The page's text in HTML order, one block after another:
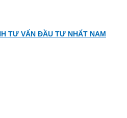
TƯ VẤN ĐẦU TƯ NHẤT NAM